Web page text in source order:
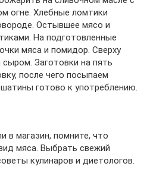
огне. Хлебные ломтики
Остывшее мясо и
На подготовленные
мяса и помидор. Сверху
Заготовки на пять
после чего посыпаем
готово к употреблению.
в магазин, помните, что
мяса. Выбрать свежий
кулинаров и диетологов.